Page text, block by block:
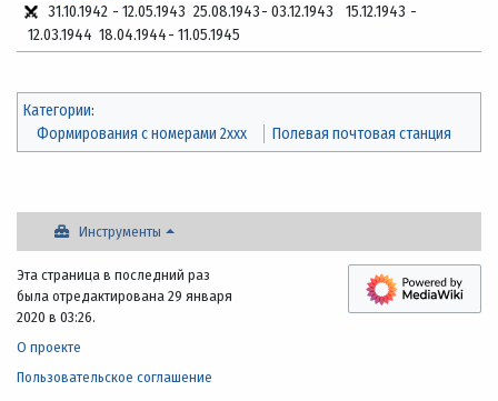
31.10.1942 - 12.05.1943 25.08.1943- 03.12.1943 15.12.1943 -
12.03.1944 18.04.1944- 11.05.1945
Категории:
Формирования с номерами 2xxx
Полевая почтовая станция
Инструменты
Эта страница в последний раз
была отредактирована 29 января
2020 в 03:26.
О проекте
Пользовательское соглашение